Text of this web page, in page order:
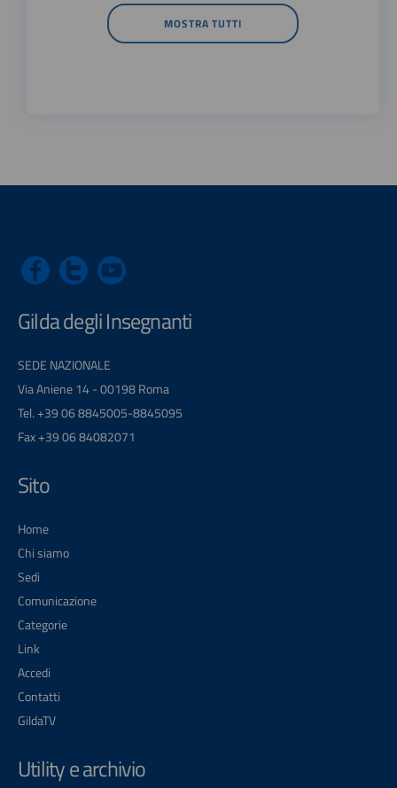
MOSTRA TUTTI
Gilda degli Insegnanti
SEDE NAZIONALE
Via Aniene 14 - 00198 Roma
Tel. +39 06 8845005-8845095
Fax +39 06 84082071
Sito
Home
Chi siamo
Sedi
Comunicazione
Categorie
Link
Accedi
Contatti
GildaTV
Utility e archivio